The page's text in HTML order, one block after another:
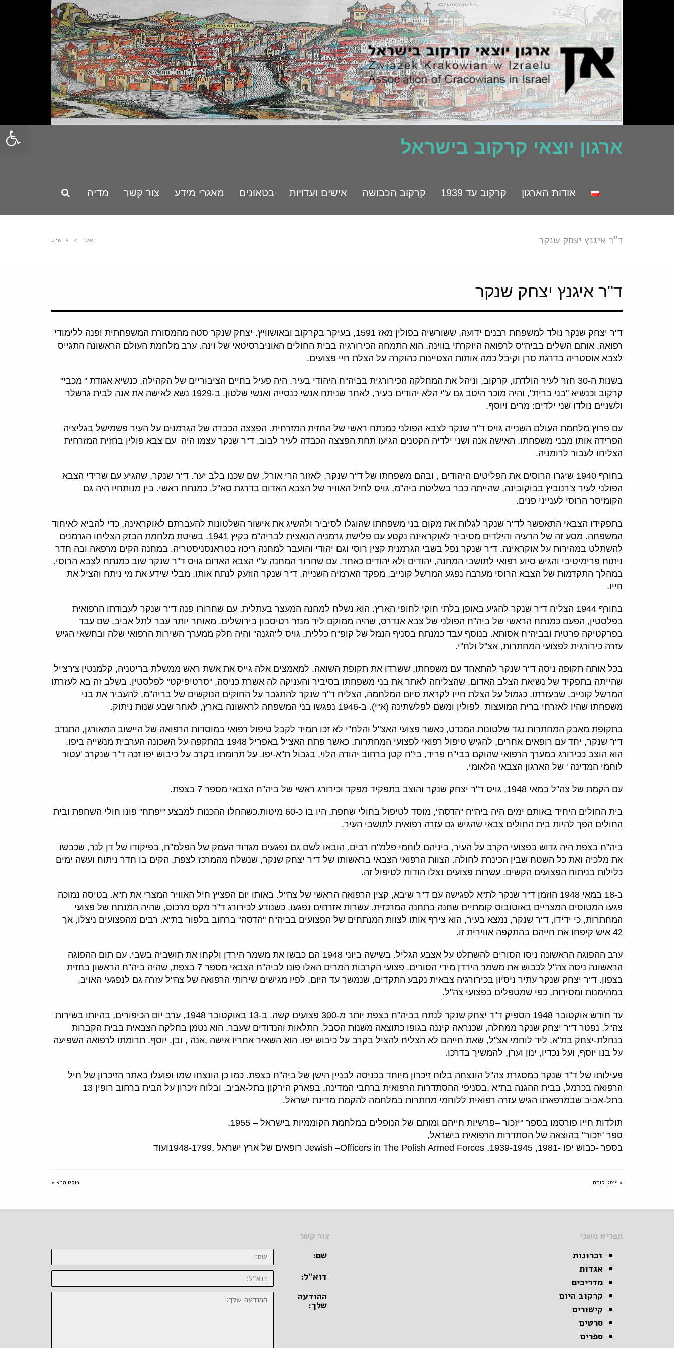
פתח
ארגון יוצאי קרקוב בישראל
אודות הארגון קרקוב עד 1939 קרקוב הכבושה אישים ועדויות בטאונים מאגרי מידע צור קשר מדיה
ד"ר איגנץ יצחק שנקר ראשי » אישים
ד"ר איגנץ יצחק שנקר
ד"ר יצחק שנקר נולד למשפחת רבנים ידועה, ששורשיה בפולין מאז 1591, בעיקר בקרקוב ובאושוויץ. יצחק שנקר סטה מהמסורת המשפחתית ופנה ללימודי
רפואה, אותם השלים בביה"ס לרפואה היוקרתי בווינה. הוא התמחה הכירורגיה בבית החולים האוניברסיטאי של וינה. ערב מלחמת העולם הראשונה התגייס
לצבא אוסטריה בדרגת סרן וקיבל כמה אותות הצטיינות כהוקרה על הצלת חיי פצועים.
בשנות ה-30 חזר לעיר הולדתו, קרקוב, וניהל את המחלקה הכירורגית בביה"ח היהודי בעיר. היה פעיל בחיים הציבוריים של הקהילה, כנשיא אגודת " מכבי"
קרקוב וכנשיא "בני ברית", והיה מוכר היטב גם ע"י הלא יהודים בעיר, לאחר שניתח אנשי כנסייה ואנשי שלטון. ב-1929 נשא לאישה את אנה לבית גרשלר
ולשניים נולדו שני ילדים: מרים ויוסף.
עם פרוץ מלחמת העולם השנייה גויס ד"ר שנקר לצבא הפולני כמנתח ראשי של החזית המזרחית. הפצצה הכבדה של הגרמנים על העיר פשמישל בגליציה
הפרידה אותו מבני משפחתו. האישה אנה ושני ילדיה הקטנים הגיעו תחת הפצצה הכבדה לעיר לבוב. ד"ר שנקר עצמו היה עם צבא פולין בחזית המזרחית
הצליחו לעבור לרומניה.
בחורף 1940 שיגרו הרוסים את הפליטים היהודים , ובהם משפחתו של ד"ר שנקר, לאזור הרי אורל, שם שכנו בלב יער. ד"ר שנקר, שהגיע עם שרידי הצבא
הפולני לעיר צ'רנוביץ בבוקובינה, שהייתה כבר בשליטת ביה"מ, גויס לחיל האוויר של הצבא האדום בדרגת סא"ל, כמנתח ראשי. בין מנותחיו היה גם
הקומיסר הרוסי לענייני פנים.
בתפקידו הצבאי התאפשר לד"ר שנקר לגלות את מקום בני משפחתו שהוגלו לסיביר ולהשיג את אישור השלטונות להעברתם לאוקראינה, כדי להביא לאיחוד
המשפחה. מסע זה של הרעיה והילדים מסיביר לאוקראינה נקטע עם פלישת גרמניה הנאצית לבריה"מ בקיץ 1941. בשיטת מלחמת הבזק הצליחו הגרמנים
להשתלט במהירות על אוקראינה. ד"ר שנקר נפל בשבי הגרמנית קצין רוסי וגם יהודי והועבר למחנה ריכוז בטראנסניסטריה. במחנה הקים מרפאה ובה חדר
ניתוח פרימיטיבי והגיש סיוע רפואי לתושבי המחנה, יהודים ולא יהודים כאחד. עם שחרור המחנה ע"י הצבא האדום גויס ד"ר שנקר שוב כמנתח לצבא הרוסי.
במהלך התקדמות של הצבא הרוסי מערבה נפגע המרשל קונייב, מפקד הארמיה השנייה, ד"ר שנקר הוזעק לנתח אותו, מבלי שידע את מי ניתח והציל את
חייו.
בחורף 1944 הצליח ד"ר שנקר להגיע באופן בלתי חוקי לחופי הארץ. הוא נשלח למחנה המעצר בעתלית. עם שחרורו פנה ד"ר שנקר לעבודתו הרפואית
בפלסטין, הפעם כמנתח הראשי של ביה"ח הפולני של צבא אנדרס, שהיה ממוקם ליד מנזר רטיסבון בירושלים. מאוחר יותר עבר לתל אביב, שם עבד
בפרקטיקה פרטית ובביה"ח אסותא. בנוסף עבד כמנתח בסניף הנמל של קופ"ח כללית. גויס ל"הגנה" והיה חלק ממערך השירות הרפואי שלה ובחשאי הגיש
עזרה כירורגית לפצועי המחתרות, אצ"ל ולח"י.
בכל אותה תקופה ניסה ד"ר שנקר להתאחד עם משפחתו, ששרדו את תקופת השואה. למאמצים אלה גייס את אשת ראש ממשלת בריטניה, קלמנטין צ'רצ'יל
שהייתה בתפקיד של נשיאת הצלב האדום, שהצליחה לאתר את בני משפחתו בסיביר והעניקה לה אשרת כניסה, "סרטיפיקט" לפלסטין. בשלב זה בא לעזרתו
המרשל קונייב, שבעזרתו, כגמול על הצלת חייו לקראת סיום המלחמה, הצליח ד"ר שנקר להתגבר על החוקים הנוקשים של בריה"מ, להעביר את בני
משפחתו שהיו לאזרחי ברית המועצות לפולין ומשם לפלשתינה (א"י). ב-1946 נפגשו בני המשפחה לראשונה בארץ, לאחר שבע שנות ניתוק.
בתקופת מאבק המחתרות נגד שלטונות המנדט, כאשר פצועי האצ"ל והלח"י לא זכו תמיד לקבל טיפול רפואי במוסדות הרפואה של היישוב המאורגן, התנדב
ד"ר שנקר, יחד עם רופאים אחרים, להגיש טיפול רפואי לפצועי המחתרות. כאשר פתח האצ"ל באפריל 1948 בהתקפה על השכונה הערבית מנשייה ביפו.
הוא הוצב ככירורג במערך הרפואי שהוקם בבי"ח פריד, בי"ח קטן ברחוב יהודה הלוי, בגבול ת"א-יפו. על תרומתו בקרב על כיבוש יפו זכה ד"ר שנקרב 'עטור
לוחמי המדינה ' של הארגון הצבאי הלאומי.
עם הקמת של צה"ל במאי 1948, גויס ד"ר יצחק שנקר והוצב בתפקיד מפקד וכירורג ראשי של ביה"ח הצבאי מספר 7 בצפת.
בית החולים היחיד באותם ימים היה ביה"ח "הדסה", מוסד לטיפול בחולי שחפת. היו בו כ-60 מיטות.כשהחלו ההכנות למבצע "יפתח" פונו חולי השחפת ובית
החולים הפך להיות בית החולים צבאי שהגיש גם עזרה רפואית לתושבי העיר.
ביה"ח בצפת היה גדוש בפצועי הקרב על העיר, ביניהם לוחמי פלמ"ח רבים. הובאו לשם גם נפגעים מגדוד העמק של הפלמ"ח, בפיקודו של דן לנר, שכבשו
את מלכיה ואת כל השטח שבין הכינרת לחולה. הצוות הרפואי הצבאי בראשותו של ד"ר יצחק שנקר, שנשלח מהמרכז לצפת, הקים בו חדר ניתוח ועשה ימים
כלילות בניתוח הפצועים הקשים. עשרות פצועים נצלו הודות לטיפול זה.
ב-18 במאי 1948 הוזמן ד"ר שנקר לת"א לפגישה עם ד"ר שיבא, קצין הרפואה הראשי של צה"ל. באותו יום הפציץ חיל האוויר המצרי את ת"א. בטיסה נמוכה
פגעו המטוסים המצריים באוטובוס קומתיים שחנה בתחנה המרכזית. עשרות אזרחים נפגעו. כשנודע לכירורג ד"ר מקס מרכוס, שהיה המנתח של פצועי
המחתרות, כי ידידו, ד"ר שנקר, נמצא בעיר, הוא צירף אותו לצוות המנתחים של הפצועים בביה"ח "הדסה" ברחוב בלפור בת"א. רבים מהפצועים ניצלו, אך
42 איש קיפחו את חייהם בהתקפה אווירית זו.
ערב ההפוגה הראשונה ניסו הסורים להשתלט על אצבע הגליל. בשישה ביוני 1948 הם כבשו את משמר הירדן ולקחו את תושביה בשבי. עם תום ההפוגה
הראשונה ניסה צה"ל לכבוש את משמר הירדן מידי הסורים. פצועי הקרבות המרים האלו פונו לביה"ח הצבאי מספר 7 בצפת, שהיה ביה"ח הראשון בחזית
בצפון. ד"ר יצחק שנקר עתיר ניסיון בכירורגיה צבאית נקבע התקדים, שנמשך עד היום, לפיו מגישים שירותי הרפואה של צה"ל עזרה גם לנפגעי האויב,
במהימנות ומסירות, כפי שמטפלים בפצועי צה"ל.
עד חודש אוקטובר 1948 הספיק ד"ר יצחק שנקר לנתח בביה"ח בצפת יותר מ-300 פצועים קשה. ב-13 באוקטובר 1948, ערב יום הכיפורים, בהיותו בשירות
צה"ל, נפטר ד"ר יצחק שנקר ממחלה, שכנראה קיננה בגופו כתוצאה משנות הסבל, התלאות והנדודים שעבר. הוא נטמן בחלקה הצבאית בבית הקברות
בנחלת-יצחק בת"א, ליד לוחמי אצ"ל, שאת חייהם לא הצליח להציל בקרב על כיבוש יפו. הוא השאיר אחריו אישה ,אנה , ובן, יוסף. תרומתו לרפואה השפיעה
על בנו יוסף, ועל נכדיו, ינון וערן, להמשיך בדרכו.
פעילותו של ד"ר שנקר במסגרת צה"ל הונצחה בלוח זיכרון מיוחד בכניסה לבניין הישן של ביה"ח בצפת. כמו כן הונצחו שמו ופועלו באתר הזיכרון של חיל
הרפואה בכרמל, בבית ההגנה בת"א ,בסניפי ההסתדרות הרפואית ברחבי המדינה, בפארק הירקון בתל-אביב, ובלוח זיכרון על הבית ברחוב רופין 13
בתל-אביב שבמרפאתו הגיש עזרה רפואית ללוחמי מחתרות במלחמה להקמת מדינת ישראל.
תולדות חייו פורסמו בספר "יזכור –פרשיות חייהם ומותם של הנופלים במלחמת הקוממיות בישראל – 1955,
ספר 'יזכור" בהוצאה של הסתדרות הרפואית בישראל,
בספר -כבוש יפו -1981, Jewish –Officers in The Polish Armed Forces ,1939-1945 רופאים של ארץ ישראל ,1948-1799ועוד
« פוסט קודם פוסט הבא »
תפריט משני
זכרונות
אגדות
מדריכים
קרקוב היום
קישורים
סרטים
ספרים
צור קשר
שם:
דוא״ל:
ההודעה
שלך: